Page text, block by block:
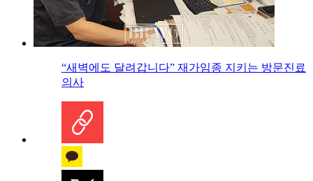
“새벽에도 달려갑니다” 재가임종 지키는 방문진료
의사